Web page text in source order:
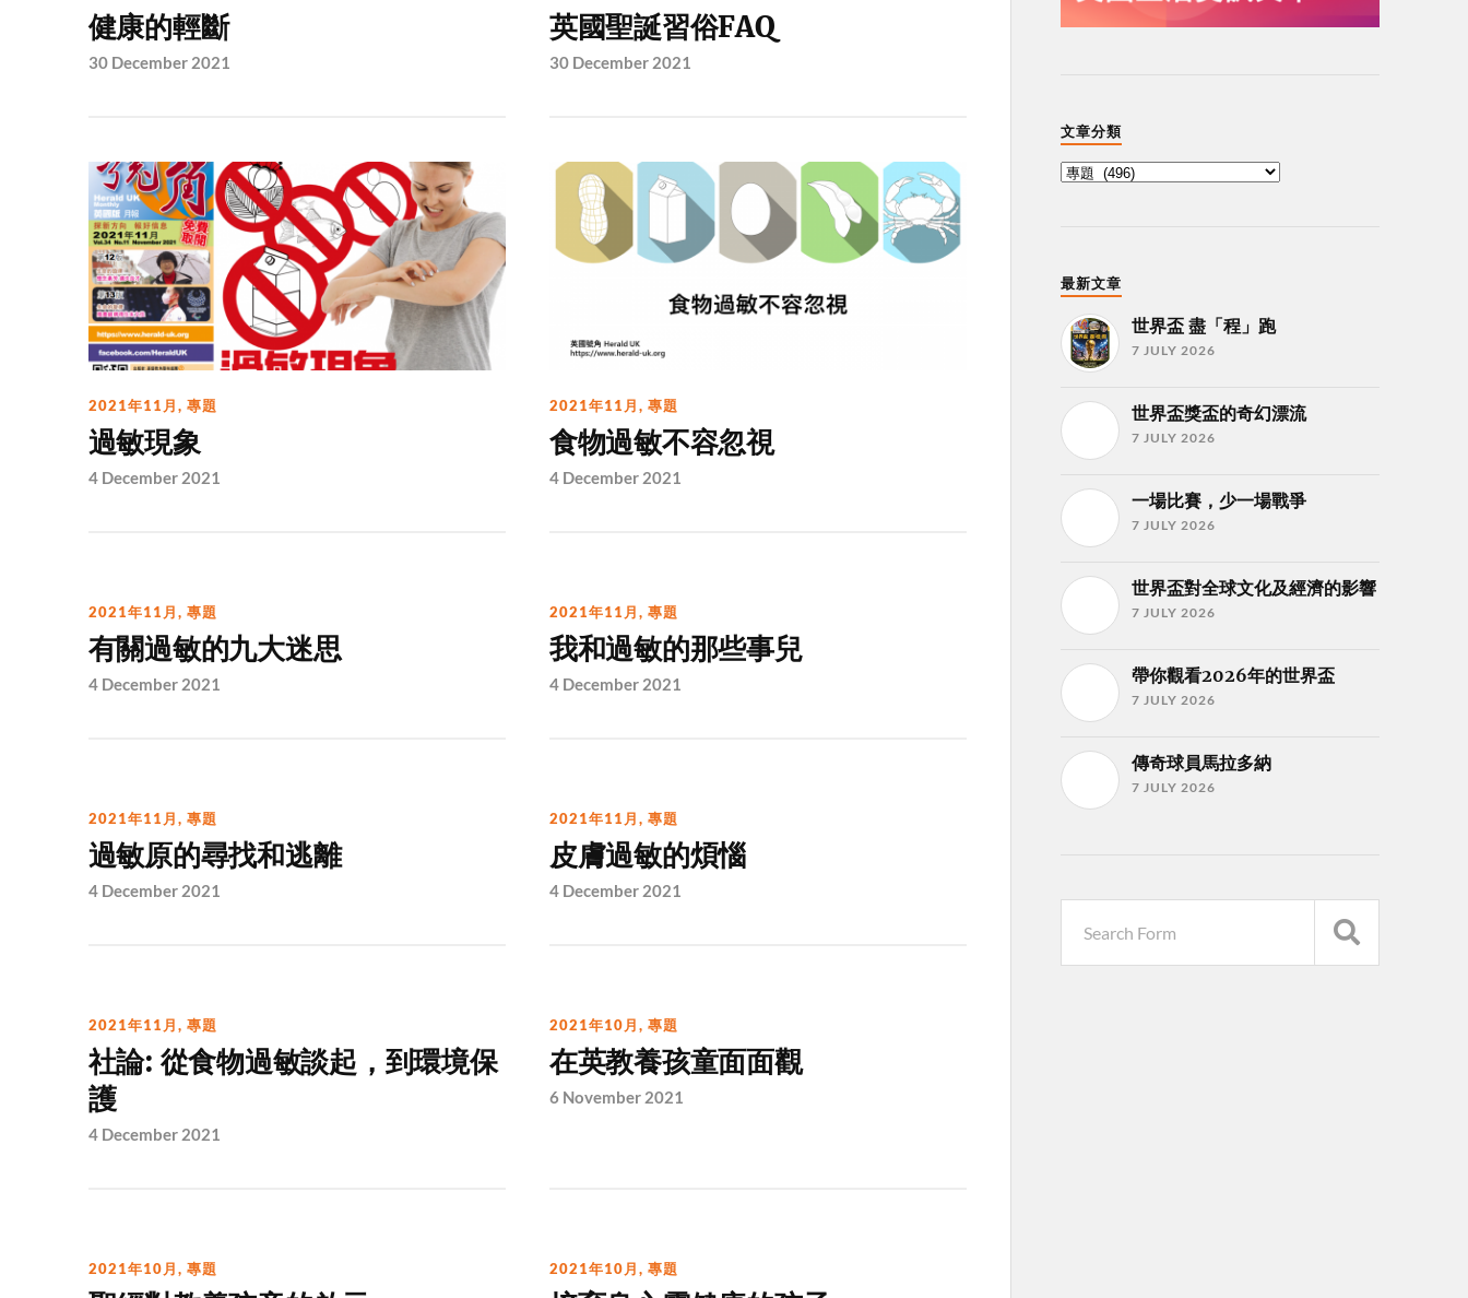
健康的輕斷
30 December 2021
英國聖誕習俗FAQ
30 December 2021
2021年11月, 專題
過敏現象
4 December 2021
2021年11月, 專題
食物過敏不容忽視
4 December 2021
2021年11月, 專題
有關過敏的九大迷思
4 December 2021
2021年11月, 專題
我和過敏的那些事兒
4 December 2021
2021年11月, 專題
過敏原的尋找和逃離
4 December 2021
2021年11月, 專題
皮膚過敏的煩惱
4 December 2021
2021年11月, 專題
社論: 從食物過敏談起，到環境保
護
4 December 2021
2021年10月, 專題
在英教養孩童面面觀
6 November 2021
2021年10月, 專題 2021年10月, 專題
文章分類
最新文章
世界盃 盡「程」跑
7 JULY 2026
世界盃獎盃的奇幻漂流
7 JULY 2026
一場比賽，少一場戰爭
7 JULY 2026
世界盃對全球文化及經濟的影響
7 JULY 2026
帶你觀看2026年的世界盃
7 JULY 2026
傳奇球員馬拉多納
7 JULY 2026